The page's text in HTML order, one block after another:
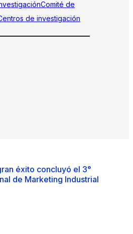
Comité de
de investigación
éxito concluyó el 3°
de Marketing Industrial